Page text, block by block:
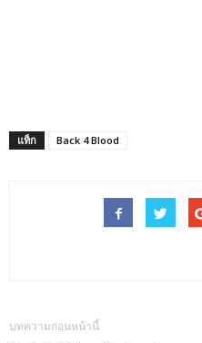
แท็ก Back 4 Blood
บทความก่อนหน้านี้